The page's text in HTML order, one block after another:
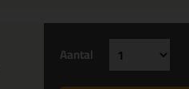
Aantal